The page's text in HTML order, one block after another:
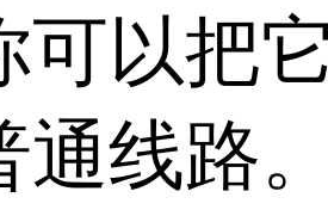
把它
通线路